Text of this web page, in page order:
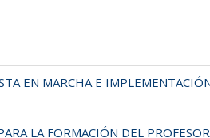
EN MARCHA E
LA FORMACIÓN DEL